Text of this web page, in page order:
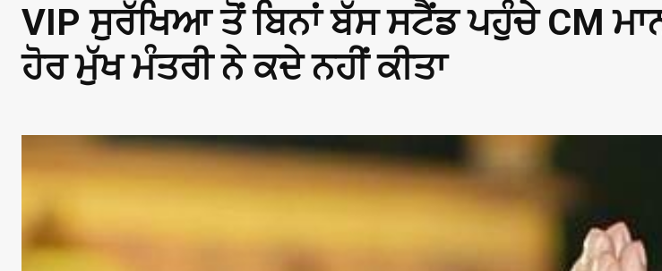
VIP ਸੁਰੱਖਿਆ ਤੋਂ ਬਿਨਾਂ ਬੱਸ ਸਟੈਂਡ ਪਹੁੰਚੇ CM
ਹੋਰ ਮੁੱਖ ਮੰਤਰੀ ਨੇ ਕਦੇ ਨਹੀਂ ਕੀਤਾ